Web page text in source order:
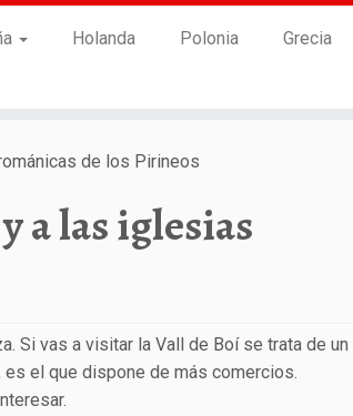
Holanda Polonia Grecia
de los Pirineos
a las iglesias
Si vas a visitar la Vall de Boí se trata de un
el que dispone de más comercios.